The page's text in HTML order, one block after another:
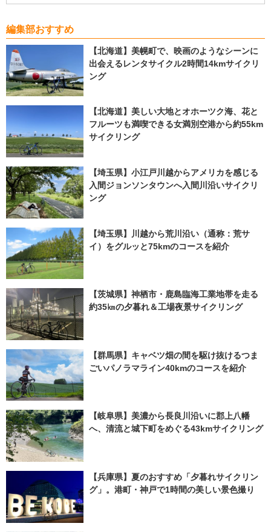
編集部おすすめ
【北海道】美幌町で、映画のようなシーンに
出会えるレンタサイクル2時間14kmサイクリ
ング
【北海道】美しい大地とオホーツク海、花と
フルーツも満喫できる女満別空港から約55km
サイクリング
【埼玉県】小江戸川越からアメリカを感じる
入間ジョンソンタウンへ入間川沿いサイクリ
ング
【埼玉県】川越から荒川沿い（通称：荒サ
イ）をグルッと75kmのコースを紹介
【茨城県】神栖市・鹿島臨海工業地帯を走る
約35㎞の夕暮れ＆工場夜景サイクリング
【群馬県】キャベツ畑の間を駆け抜けるつま
ごいパノラマライン40kmのコースを紹介
【岐阜県】美濃から長良川沿いに郡上八幡
へ、清流と城下町をめぐる43kmサイクリング
【兵庫県】夏のおすすめ「夕暮れサイクリン
グ」。港町・神戸で1時間の美しい景色撮り